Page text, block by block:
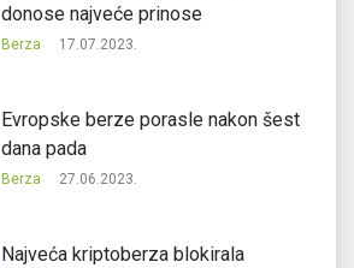
donose najveće prinose
Berza 17.07.2023.
Evropske berze porasle nakon šest
dana pada
Berza 27.06.2023.
Najveća kriptoberza blokirala